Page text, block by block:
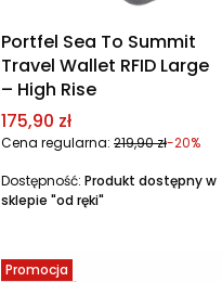
Portfel Sea To Summit
Travel Wallet RFID Large
– High Rise
Cena promocyjna
175,90 zł
Cena regularna: 219,90 zł-20%
Dostępność: Produkt dostępny w
sklepie "od ręki"
Promocja